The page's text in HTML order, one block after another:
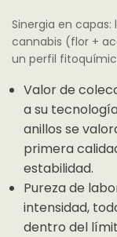
Sinergia en
cannabis (flor +
un perfil
Valor de
a su
anillos se
primera
estabilidad.
Pureza de
intensidad,
dentro del